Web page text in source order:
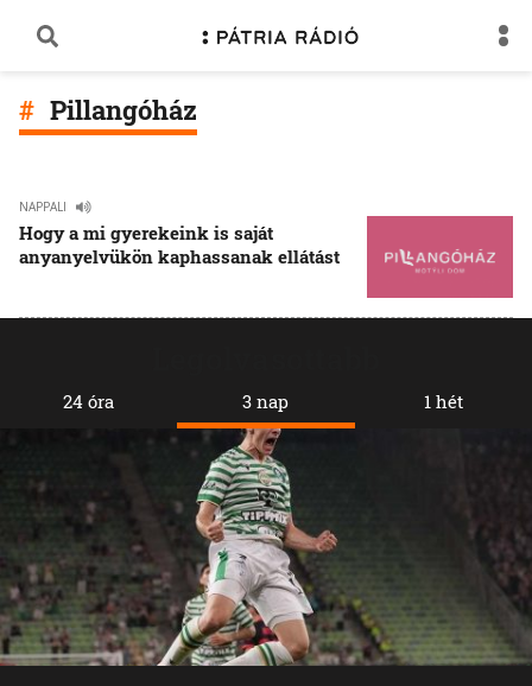
Pillangóház
NAPPALI
Hogy a mi gyerekeink is saját
anyanyelvükön kaphassanak ellátást
24 óra 3 nap 1 hét